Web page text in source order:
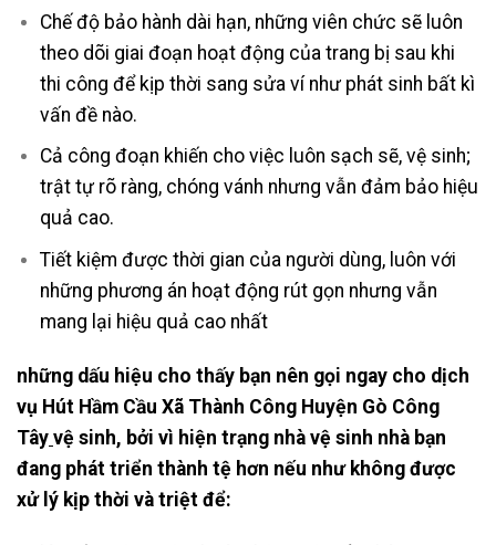
Chế độ bảo hành dài hạn, những viên chức sẽ luôn
theo dõi giai đoạn hoạt động của trang bị sau khi
thi công để kịp thời sang sửa ví như phát sinh bất kì
vấn đề nào.
Cả công đoạn khiến cho việc luôn sạch sẽ, vệ sinh;
trật tự rõ ràng, chóng vánh nhưng vẫn đảm bảo hiệu
quả cao.
Tiết kiệm được thời gian của người dùng, luôn với
những phương án hoạt động rút gọn nhưng vẫn
mang lại hiệu quả cao nhất
những dấu hiệu cho thấy bạn nên gọi ngay cho dịch
vụ Hút Hầm Cầu Xã Thành Công Huyện Gò Công
Tây vệ sinh, bởi vì hiện trạng nhà vệ sinh nhà bạn
đang phát triển thành tệ hơn nếu như không được
xử lý kịp thời và triệt để: